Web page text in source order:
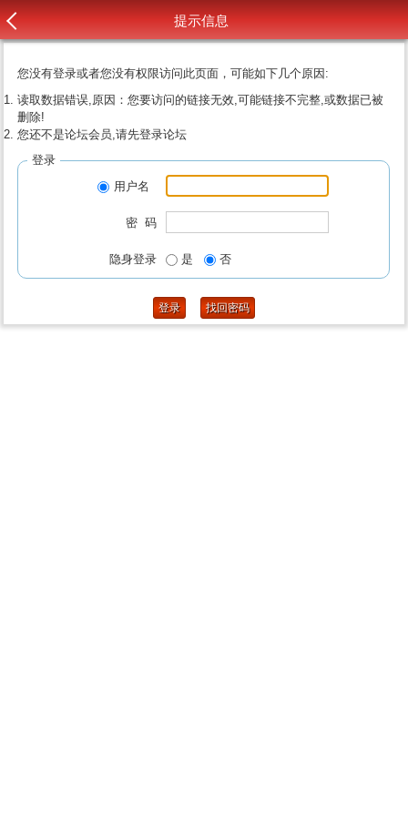
提示信息
您没有登录或者您没有权限访问此页面，可能如下几个原因:
读取数据错误,原因：您要访问的链接无效,可能链接不完整,或数据已被
删除!
您还不是论坛会员,请先登录论坛
登录
用户名
密 码
隐身登录 是 否